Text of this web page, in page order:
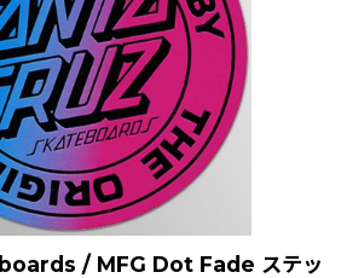
/ MFG Dot Fade ステッ